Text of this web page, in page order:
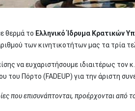
θερμά το Ελληνικό Ίδρυμα Κρατικών
των κινητικοτήτων μας τα τρία
να ευχαριστήσουμε ιδιαιτέρως τον κ.
του Πόρτο (FADEUP) για την άριστη
που επισυνάπτονται, προέρχονται από